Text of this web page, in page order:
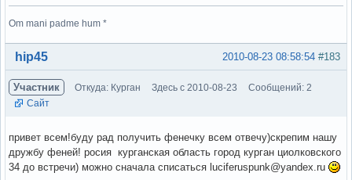
Om mani padme hum *
Вне форума #183
2010-08-23 08:58:54
hip45
Участник Откуда: Курган Здесь с 2010-08-23
Сообщений: 2
Сайт
привет всем!буду рад получить фенечку всем отвечу)скрепим нашу
дружбу феней! росия курганская область город курган циолковского
34 до встречи) можно сначала списаться luciferuspunk@yandex.ru